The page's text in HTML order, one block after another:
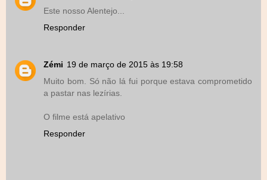
Este nosso Alentejo...
Responder
Zémi 19 de março de 2015 às 19:58
Muito bom. Só não lá fui porque estava comprometido
a pastar nas lezírias.
O filme está apelativo
Responder